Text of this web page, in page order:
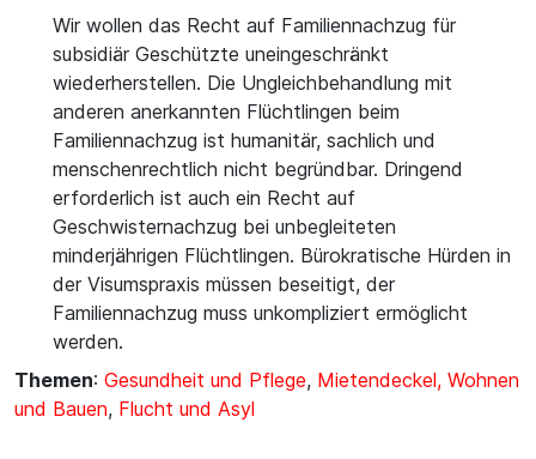
Wir wollen das Recht auf Familiennachzug für
subsidiär Geschützte uneingeschränkt
wiederherstellen. Die Ungleichbehandlung mit
anderen anerkannten Flüchtlingen beim
Familiennachzug ist humanitär, sachlich und
menschenrechtlich nicht begründbar. Dringend
erforderlich ist auch ein Recht auf
Geschwisternachzug bei unbegleiteten
minderjährigen Flüchtlingen. Bürokratische Hürden in
der Visumspraxis müssen beseitigt, der
Familiennachzug muss unkompliziert ermöglicht
werden.
Themen: Gesundheit und Pflege, Mietendeckel, Wohnen
und Bauen, Flucht und Asyl